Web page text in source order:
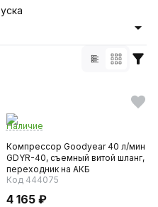
Наличие
Компрессор Goodyear 40 л/мин
GDYR-40, съемный витой шланг,
переходник на АКБ
Код 444075
4 165 ₽